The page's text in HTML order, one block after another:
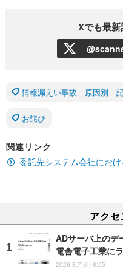
Xでも最新
情報漏えい事故 原因別 記
お詫び
関連リンク
委託先システム会社にお
アクセ
ADサーバ上のデ
電舎電子工業に
2026.8.7(金) 8:05